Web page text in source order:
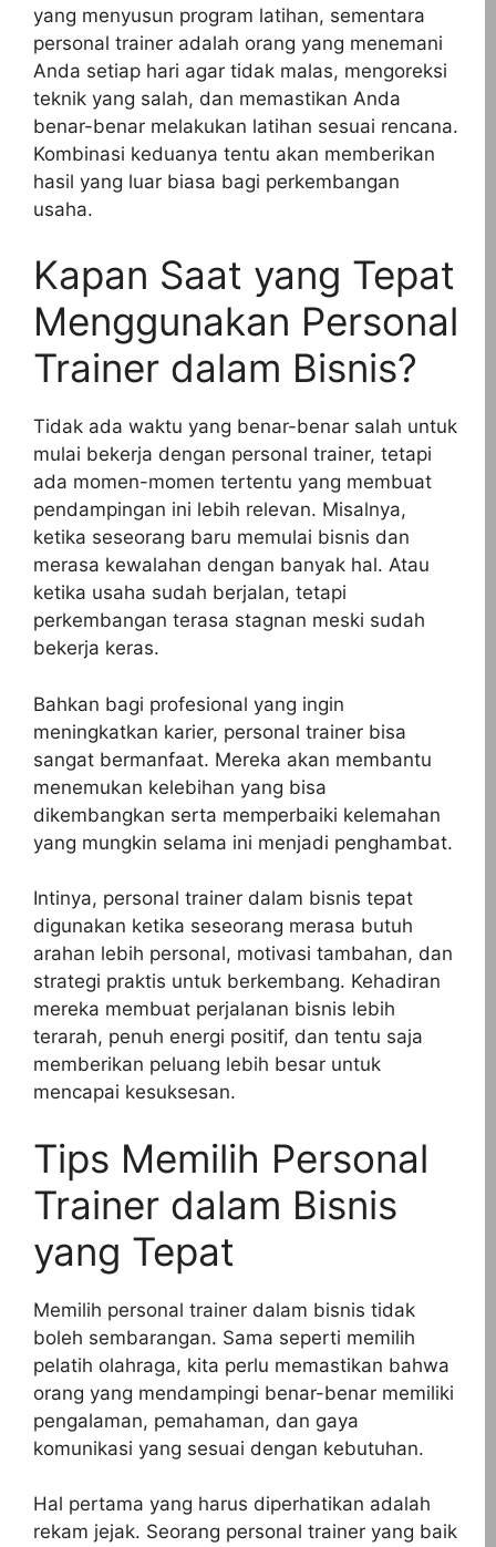
yang menyusun program latihan, sementara
personal trainer adalah orang yang menemani
Anda setiap hari agar tidak malas, mengoreksi
teknik yang salah, dan memastikan Anda
benar-benar melakukan latihan sesuai rencana.
Kombinasi keduanya tentu akan memberikan
hasil yang luar biasa bagi perkembangan
usaha.
Kapan Saat yang Tepat
Menggunakan Personal
Trainer dalam Bisnis?
Tidak ada waktu yang benar-benar salah untuk
mulai bekerja dengan personal trainer, tetapi
ada momen-momen tertentu yang membuat
pendampingan ini lebih relevan. Misalnya,
ketika seseorang baru memulai bisnis dan
merasa kewalahan dengan banyak hal. Atau
ketika usaha sudah berjalan, tetapi
perkembangan terasa stagnan meski sudah
bekerja keras.
Bahkan bagi profesional yang ingin
meningkatkan karier, personal trainer bisa
sangat bermanfaat. Mereka akan membantu
menemukan kelebihan yang bisa
dikembangkan serta memperbaiki kelemahan
yang mungkin selama ini menjadi penghambat.
Intinya, personal trainer dalam bisnis tepat
digunakan ketika seseorang merasa butuh
arahan lebih personal, motivasi tambahan, dan
strategi praktis untuk berkembang. Kehadiran
mereka membuat perjalanan bisnis lebih
terarah, penuh energi positif, dan tentu saja
memberikan peluang lebih besar untuk
mencapai kesuksesan.
Tips Memilih Personal
Trainer dalam Bisnis
yang Tepat
Memilih personal trainer dalam bisnis tidak
boleh sembarangan. Sama seperti memilih
pelatih olahraga, kita perlu memastikan bahwa
orang yang mendampingi benar-benar memiliki
pengalaman, pemahaman, dan gaya
komunikasi yang sesuai dengan kebutuhan.
Hal pertama yang harus diperhatikan adalah
rekam jejak. Seorang personal trainer yang baik